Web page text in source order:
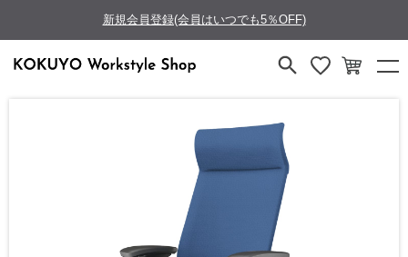
新規会員登録(会員はいつでも5％OFF)